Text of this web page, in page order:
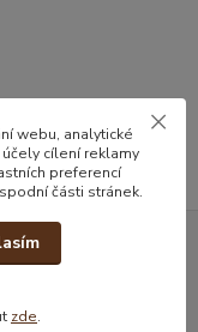
akce a
webu, analytické
cílení reklamy
preferencí
části stránek.
zde.